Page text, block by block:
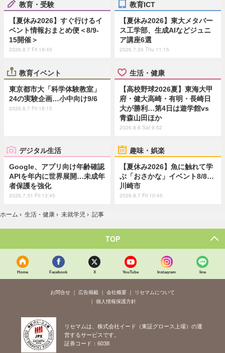
教育・受験
【夏休み2026】すぐ行けるイ
ベント情報おまとめ便＜8/9-
15開催＞
2026.8.7 Fri 19:45
教育ICT
【夏休み2026】東大メタバー
ス工学部、生成AIなどジュニ
ア講座6選
2026.7.30 Thu 11:15
教育イベント
東京都市大「科学体験教室」
24の実験企画…小中向け9/6
2026.8.7 Fri 18:15
生活・健康
【高校野球2026夏】東海大甲
府・健大高崎・有明・長崎日
大が勝利…第4日は遊学館vs
青森山田ほか
2026.8.8 Sat 9:52
デジタル生活
Google、アプリ向け年齢確認
APIを年内に世界展開…未成年
者保護を強化
2026.7.31 Fri 13:45
趣味・娯楽
【夏休み2026】魚に触れて学
ぶ「おさかな」イベント8/8…
川崎市
2026.8.7 Fri 10:45
ホーム › 生活・健康 › 未就学児 › 記事
TOP
Home Facebook X YouTube Instagram line
お問合せ 広告掲載 会社概要
リセマムについて
個人情報保護方針
リセマムは、株式会社イード（東証グロース上場）の運
営するサービスです。
証券コード：6038